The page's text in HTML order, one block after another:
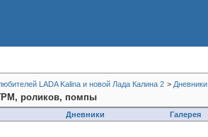
LADA Kalina и новой Лада Калина 2 > Дневники
роликов, помпы
Дневники Галерея